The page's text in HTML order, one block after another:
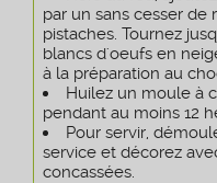
par un sans cesser de
pistaches. Tournez
blancs d'oeufs en
à la préparation au
Huilez un moule à
pendant au moins 12
Pour servir,
service et décorez
concassées.